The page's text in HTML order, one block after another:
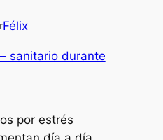
Félix
sanitario durante
por estrés